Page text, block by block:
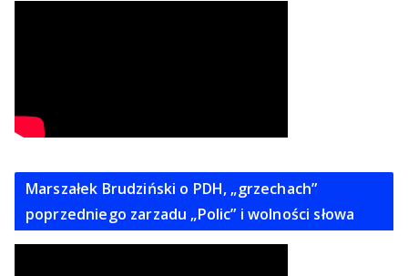
Marszałek Brudziński o PDH, „grzechach”
poprzedniego zarzadu „Polic” i wolności słowa